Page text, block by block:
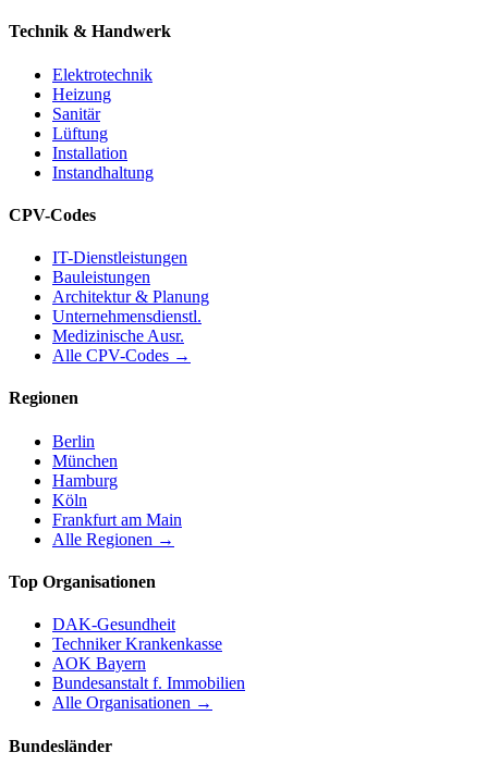
Technik & Handwerk
Elektrotechnik
Heizung
Sanitär
Lüftung
Installation
Instandhaltung
CPV-Codes
IT-Dienstleistungen
Bauleistungen
Architektur & Planung
Unternehmensdienstl.
Medizinische Ausr.
Alle CPV-Codes →
Regionen
Berlin
München
Hamburg
Köln
Frankfurt am Main
Alle Regionen →
Top Organisationen
DAK-Gesundheit
Techniker Krankenkasse
AOK Bayern
Bundesanstalt f. Immobilien
Alle Organisationen →
Bundesländer